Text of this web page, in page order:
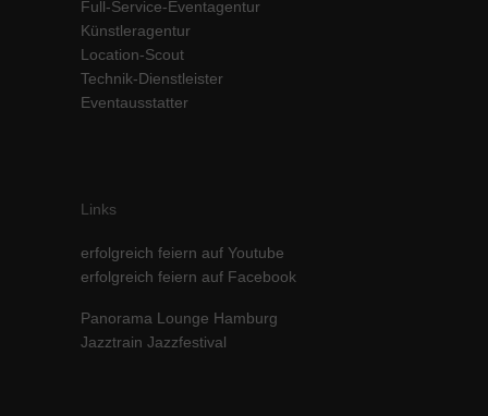
Full-Service-Eventagentur
Künstleragentur
Location-Scout
Technik-Dienstleister
Eventausstatter
Links
erfolgreich feiern auf Youtube
erfolgreich feiern auf Facebook
Panorama Lounge Hamburg
Jazztrain Jazzfestival
Inhalte von Videoplattformen und Social-Media-Plattformen werden
standardmäßig blockiert. Wenn Cookies von externen Medien akzeptiert
werden, bedarf der Zugriff auf diese Inhalte keiner manuellen Einwilligung
Cookie-Informationen anzeigen